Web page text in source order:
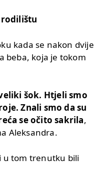
kada se nakon dvije
beba, koja je tokom
šok. Htjeli smo
Znali smo da su
se očito sakrila,
Aleksandra.
u tom trenutku bili